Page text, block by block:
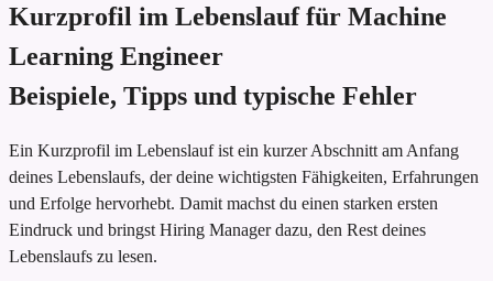
Kurzprofil im Lebenslauf für Machine
Learning Engineer
Beispiele, Tipps und typische Fehler
Ein Kurzprofil im Lebenslauf ist ein kurzer Abschnitt am Anfang
deines Lebenslaufs, der deine wichtigsten Fähigkeiten, Erfahrungen
und Erfolge hervorhebt. Damit machst du einen starken ersten
Eindruck und bringst Hiring Manager dazu, den Rest deines
Lebenslaufs zu lesen.